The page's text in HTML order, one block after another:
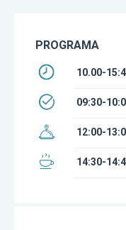
PROGRAMA
10.00-
09:30-
12:00-
14:30-